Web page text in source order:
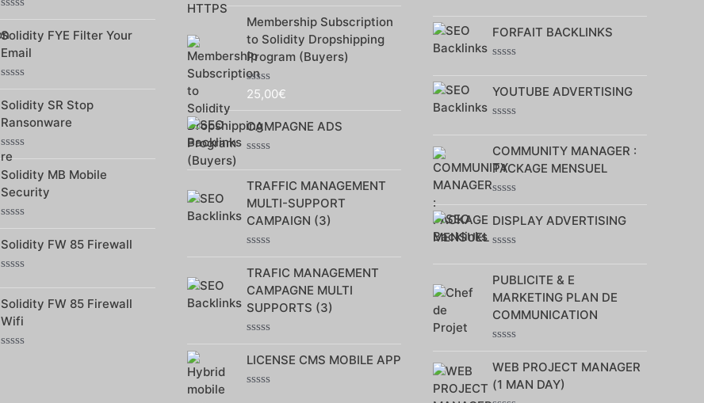
0
sur
5
Solidity FYE Filter Your
Email
0
sur
5
Solidity SR Stop
Ransonware
Note
0
sur
5
Solidity MB Mobile
Security
0
sur
5
Solidity FW 85 Firewall
sur
5
Solidity FW 85 Firewall
Wifi
sur
5
Membership Subscription
to Solidity Dropshipping
Program (Buyers)
Note
5
25,00€
CAMPAGNE ADS
sur
5
TRAFFIC MANAGEMENT
MULTI-SUPPORT
CAMPAIGN (3)
0
sur
5
TRAFIC MANAGEMENT
CAMPAGNE MULTI
SUPPORTS (3)
0
sur
5
LICENSE CMS MOBILE APP
sur
FORFAIT BACKLINKS
sur
YOUTUBE ADVERTISING
sur
5
COMMUNITY MANAGER :
PACKAGE MENSUEL
0
sur
5
DISPLAY ADVERTISING
sur
5
PUBLICITE & E
MARKETING PLAN DE
COMMUNICATION
0
sur
5
WEB PROJECT MANAGER
(1 MAN DAY)